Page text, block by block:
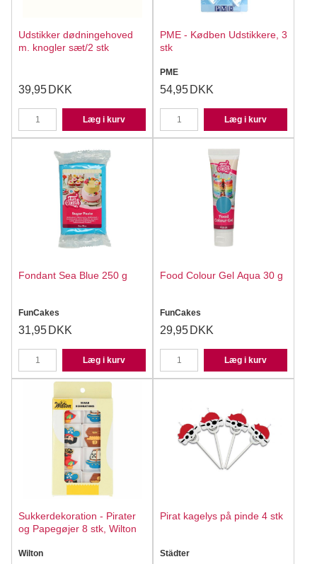
Udstikker dødningehoved
m. knogler sæt/2 stk
39,95 DKK
Læg i kurv
PME - Kødben Udstikkere, 3
stk
PME
54,95 DKK
Læg i kurv
Fondant Sea Blue 250 g
FunCakes
31,95 DKK
Læg i kurv
Food Colour Gel Aqua 30 g
FunCakes
29,95 DKK
Læg i kurv
Sukkerdekoration - Pirater
og Papegøjer 8 stk, Wilton
Wilton
Pirat kagelys på pinde 4 stk
Städter